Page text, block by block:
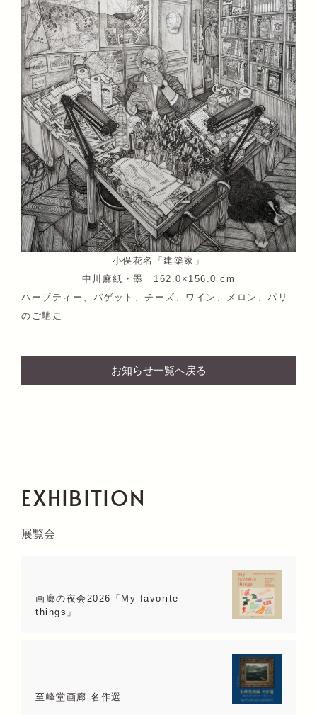
小俣花名「建築家」
中川麻紙・墨 162.0×156.0 cm
ハーブティー、バゲット、チーズ、ワイン、メロン、パリ
のご馳走
お知らせ一覧へ戻る
EXHIBITION
展覧会
画廊の夜会2026「My favorite
things」
至峰堂画廊 名作選